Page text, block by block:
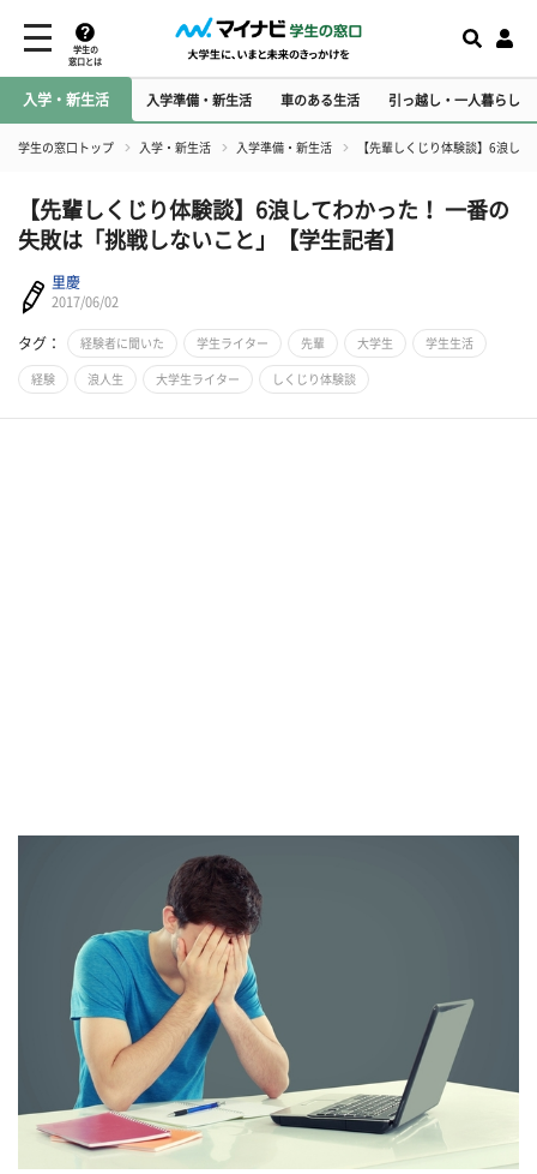
学生の
窓口とは
入学・新生活 入学準備・新生活 車のある生活 引っ越し・一人暮らし
学生の窓口トップ 入学・新生活 入学準備・新生活 【先輩しくじり体験談】6浪し
【先輩しくじり体験談】6浪してわかった！ 一番の
失敗は「挑戦しないこと」【学生記者】
里慶
2017/06/02
タグ： 経験者に聞いた 学生ライター 先輩 大学生 学生生活
経験 浪人生 大学生ライター しくじり体験談